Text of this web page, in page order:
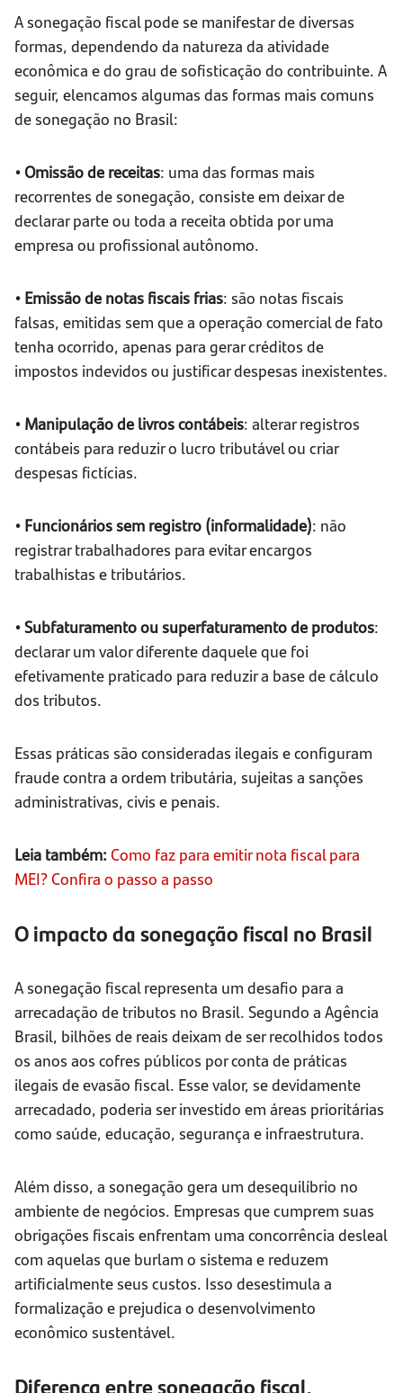
A sonegação fiscal pode se manifestar de diversas
formas, dependendo da natureza da atividade
econômica e do grau de sofisticação do contribuinte. A
seguir, elencamos algumas das formas mais comuns
de sonegação no Brasil:
• Omissão de receitas: uma das formas mais
recorrentes de sonegação, consiste em deixar de
declarar parte ou toda a receita obtida por uma
empresa ou profissional autônomo.
• Emissão de notas fiscais frias: são notas fiscais
falsas, emitidas sem que a operação comercial de fato
tenha ocorrido, apenas para gerar créditos de
impostos indevidos ou justificar despesas inexistentes.
• Manipulação de livros contábeis: alterar registros
contábeis para reduzir o lucro tributável ou criar
despesas fictícias.
• Funcionários sem registro (informalidade): não
registrar trabalhadores para evitar encargos
trabalhistas e tributários.
• Subfaturamento ou superfaturamento de produtos:
declarar um valor diferente daquele que foi
efetivamente praticado para reduzir a base de cálculo
dos tributos.
Essas práticas são consideradas ilegais e configuram
fraude contra a ordem tributária, sujeitas a sanções
administrativas, civis e penais.
Leia também: Como faz para emitir nota fiscal para
MEI? Confira o passo a passo
O impacto da sonegação fiscal no Brasil
A sonegação fiscal representa um desafio para a
arrecadação de tributos no Brasil. Segundo a Agência
Brasil, bilhões de reais deixam de ser recolhidos todos
os anos aos cofres públicos por conta de práticas
ilegais de evasão fiscal. Esse valor, se devidamente
arrecadado, poderia ser investido em áreas prioritárias
como saúde, educação, segurança e infraestrutura.
Além disso, a sonegação gera um desequilíbrio no
ambiente de negócios. Empresas que cumprem suas
obrigações fiscais enfrentam uma concorrência desleal
com aquelas que burlam o sistema e reduzem
artificialmente seus custos. Isso desestimula a
formalização e prejudica o desenvolvimento
econômico sustentável.
Diferença entre sonegação fiscal,